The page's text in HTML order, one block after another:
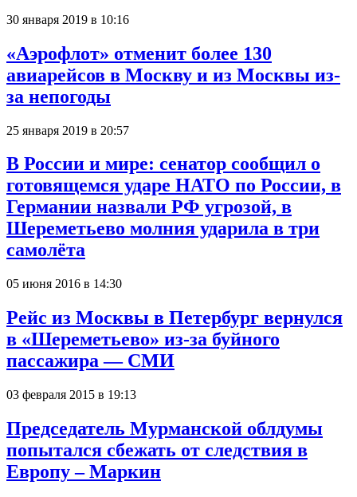
30 января 2019 в 10:16
«Аэрофлот» отменит более 130
авиарейсов в Москву и из Москвы из-
за непогоды
25 января 2019 в 20:57
В России и мире: сенатор сообщил о
готовящемся ударе НАТО по России, в
Германии назвали РФ угрозой, в
Шереметьево молния ударила в три
самолёта
05 июня 2016 в 14:30
Рейс из Москвы в Петербург вернулся
в «Шереметьево» из-за буйного
пассажира — СМИ
03 февраля 2015 в 19:13
Председатель Мурманской облдумы
попытался сбежать от следствия в
Европу – Маркин